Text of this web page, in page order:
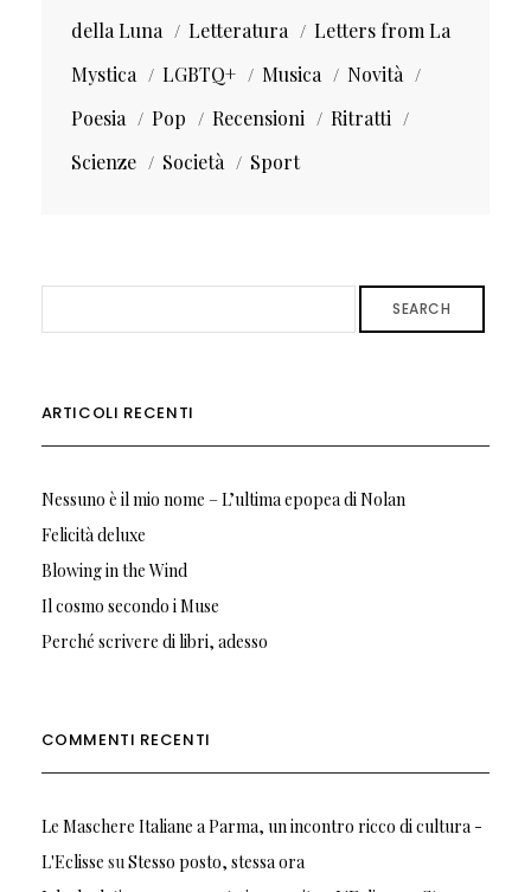
della Luna
Letteratura
Letters from La
Mystica
LGBTQ+ Musica
Novità
Poesia
Pop Recensioni
Ritratti
Scienze
Società Sport
SEARCH
ARTICOLI RECENTI
Nessuno è il mio nome – L’ultima epopea di Nolan
Felicità deluxe
Blowing in the Wind
Il cosmo secondo i Muse
Perché scrivere di libri, adesso
COMMENTI RECENTI
Le Maschere Italiane a Parma, un incontro ricco di cultura -
L'Eclisse su Stesso posto, stessa ora